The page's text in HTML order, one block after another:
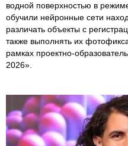
водной поверхностью в
обучили нейронные сети
различать объекты с
также выполнять их
рамках проектно-
2026».